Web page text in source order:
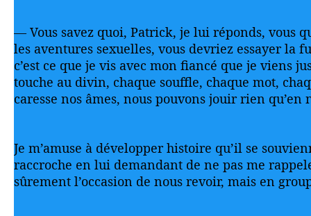
— Vous savez quoi, Patrick, je lui réponds, vous
les aventures sexuelles, vous devriez essayer la
c’est ce que je vis avec mon fiancé que je viens
touche au divin, chaque souffle, chaque mot,
caresse nos âmes, nous pouvons jouir rien qu’en
Je m’amuse à développer histoire qu’il se
raccroche en lui demandant de ne pas me
sûrement l’occasion de nous revoir, mais en